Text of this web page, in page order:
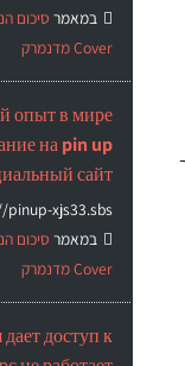
במאמר
Cover מדנמרק
опыт в мире
на pin up
сайт.
xjs33.sbs/ /
במאמר
Cover מדנמרק
доступ к